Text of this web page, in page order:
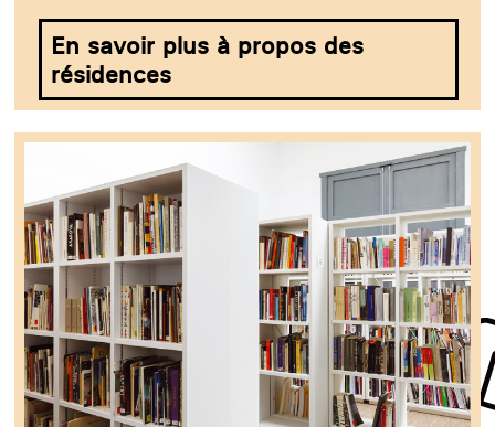
En savoir plus à propos des
résidences